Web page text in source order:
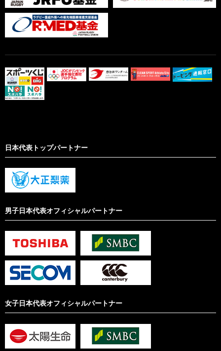
日本代表トップパートナー
男子日本代表オフィシャルパートナー
女子日本代表オフィシャルパートナー